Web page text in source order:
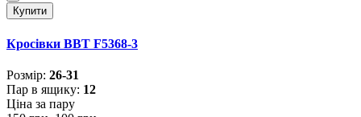
Купити
Кросівки BBT F5368-3
Розмiр: 26-31
Пар в ящику: 12
Ціна за пару